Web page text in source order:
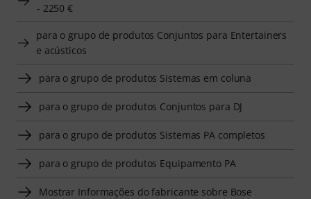
- 2250 €
para o grupo de produtos Conjuntos para Entertainers
e acústicos
para o grupo de produtos Sistemas em coluna
para o grupo de produtos Conjuntos para DJ
para o grupo de produtos Sistemas PA completos
para o grupo de produtos Equipamento PA
Mostrar Informações do fabricante sobre Bose